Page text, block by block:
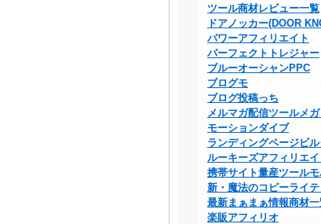
ツール商材レビュー一覧
ドアノッカー(DOOR
パワーアフィリエイト
パーフェクトトレジャー
ブルーオーシャンPPC
ブログモ
ブログ投稿っち
メルマガ配信ツールメガ
モーションダイブ
ランディングページビ
ルーキーズアフィリエイ
携帯サイト量産ツール
新・魔法のコピーライ
最新まぁまぁ情報商材
楽販アフィリオ